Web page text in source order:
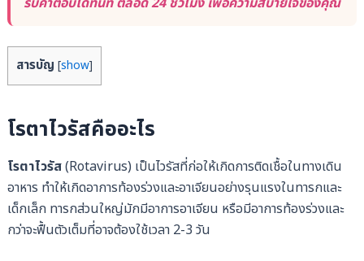
สารบัญ [show]
โรตาไวรัสคืออะไร
โรตาไวรัส(Rotavirus) เป็นไวรัสที่ก่อให้เกิดการติดเชื้อในทางเดิน
อาหาร ทำให้เกิดอาการท้องร่วงและอาเจียนอย่างรุนแรงในทารกและ
เด็กเล็ก ทารกส่วนใหญ่มักมีอาการอาเจียน หรือมีอาการท้องร่วงและ
กว่าจะฟื้นตัวเต็มที่อาจต้องใช้เวลา 2-3 วัน